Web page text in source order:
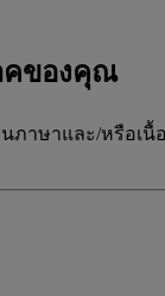
คของคุณ
ภาษาและ/หรือเนื้